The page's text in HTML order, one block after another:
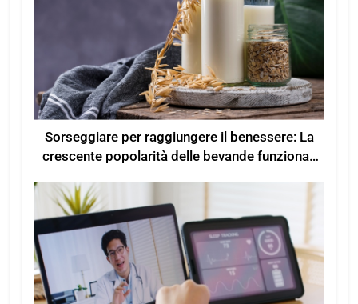
Sorseggiare per raggiungere il benessere: La
crescente popolarità delle bevande funzionali